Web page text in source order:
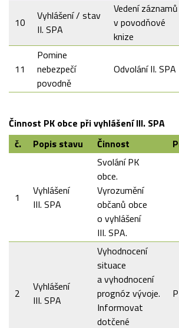
10
Vyhlášení / stav
II. SPA
Vedení záznamů
v povodňové
knize
11
Pomine
nebezpečí
povodně
Odvolání II. SPA
Činnost PK obce při vyhlášení III. SPA
č.
Popis stavu Činnost
1
Vyhlášení
III. SPA
Svolání PK
obce.
Vyrozumění
občanů obce
o vyhlášení
III. SPA.
2
Vyhlášení
III. SPA
Vyhodnocení
situace
a vyhodnocení
prognóz vývoje.
Informovat
dotčené